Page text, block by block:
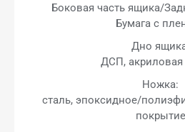
Боковая часть ящика/
Бумага с
Дно
ДСП, акриловая
Ножка:
сталь, эпоксидное/
покрытие